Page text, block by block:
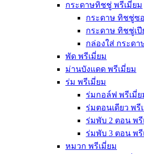
กระดาษทิชชู่ พรีเมี่ยม
กระดาษ ทิชชู่ซ
กระดาษ ทิชชู่เปี
กล่องใส่ กระด
พัด พรีเมี่ยม
ม่านบังแดด พรีเมี่ยม
ร่ม พรีเมี่ยม
ร่มกอล์ฟ พรีเมี่ย
ร่มตอนเดียว พรี
ร่มพับ 2 ตอน พรี
ร่มพับ 3 ตอน พรี
หมวก พรีเมี่ยม